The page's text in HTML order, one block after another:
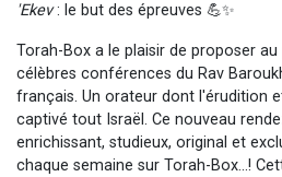
'Ekev: le but des épreuves 💪✨
Torah-Box a le plaisir de proposer
célèbres conférences du Rav
français. Un orateur dont l'érudition
captivé tout Israël. Ce nouveau
enrichissant, studieux, original et
chaque semaine sur Torah-Box...!